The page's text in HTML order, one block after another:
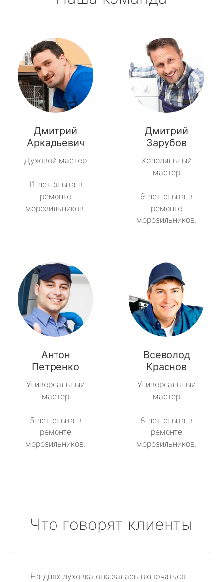
Дмитрий
Аркадьевич
Духовой мастер
11 лет опыта в
ремонте
морозильников.
Дмитрий
Зарубов
Холодильный
мастер
9 лет опыта в
ремонте
морозильников.
Антон
Петренко
Универсальный
мастер
5 лет опыта в
ремонте
морозильников.
Всеволод
Краснов
Универсальный
мастер
8 лет опыта в
ремонте
морозильников.
Что говорят клиенты
На днях духовка отказалась включаться